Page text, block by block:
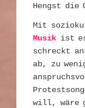
Hengst die
Mit
Musik ist
schreckt
ab, zu
will, wäre